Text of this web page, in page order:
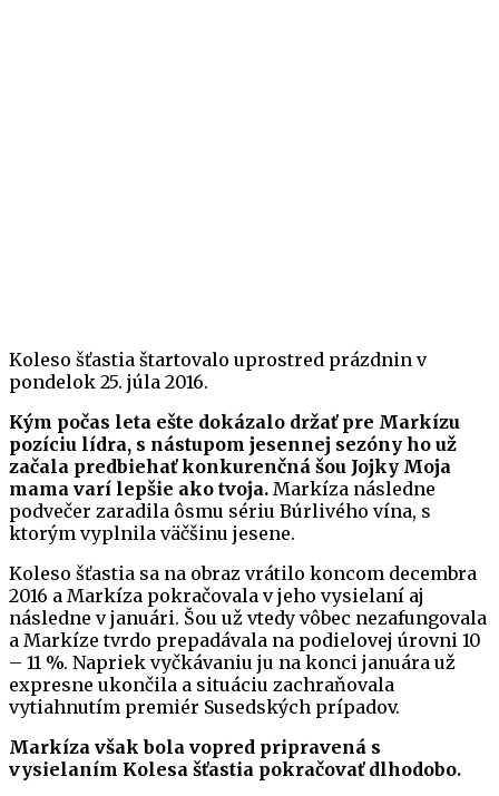
Koleso šťastia štartovalo uprostred prázdnin v
pondelok 25. júla 2016.
Kým počas leta ešte dokázalo držať pre Markízu
pozíciu lídra, s nástupom jesennej sezóny ho už
začala predbiehať konkurenčná šou Jojky Moja
mama varí lepšie ako tvoja. Markíza následne
podvečer zaradila ôsmu sériu Búrlivého vína, s
ktorým vyplnila väčšinu jesene.
Koleso šťastia sa na obraz vrátilo koncom decembra
2016 a Markíza pokračovala v jeho vysielaní aj
následne v januári. Šou už vtedy vôbec nezafungovala
a Markíze tvrdo prepadávala na podielovej úrovni 10
– 11 %. Napriek vyčkávaniu ju na konci januára už
expresne ukončila a situáciu zachraňovala
vytiahnutím premiér Susedských prípadov.
Markíza však bola vopred pripravená s
vysielaním Kolesa šťastia pokračovať dlhodobo.